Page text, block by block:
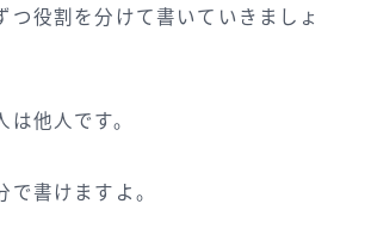
つ役割を分けて書いていきましょ
は他人です。
で書けますよ。